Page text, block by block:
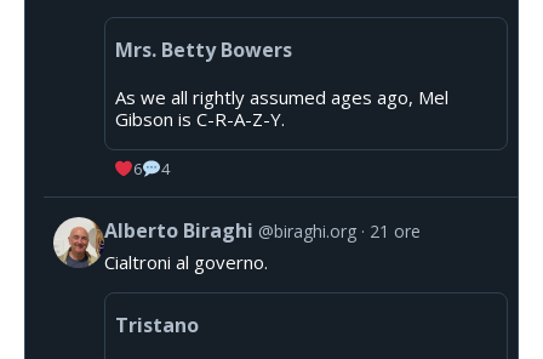
Mrs. Betty Bowers
As we all rightly assumed ages ago, Mel
Gibson is C-R-A-Z-Y.
6 4
Alberto Biraghi @biraghi.org 21 ore
Cialtroni al governo.
Tristano